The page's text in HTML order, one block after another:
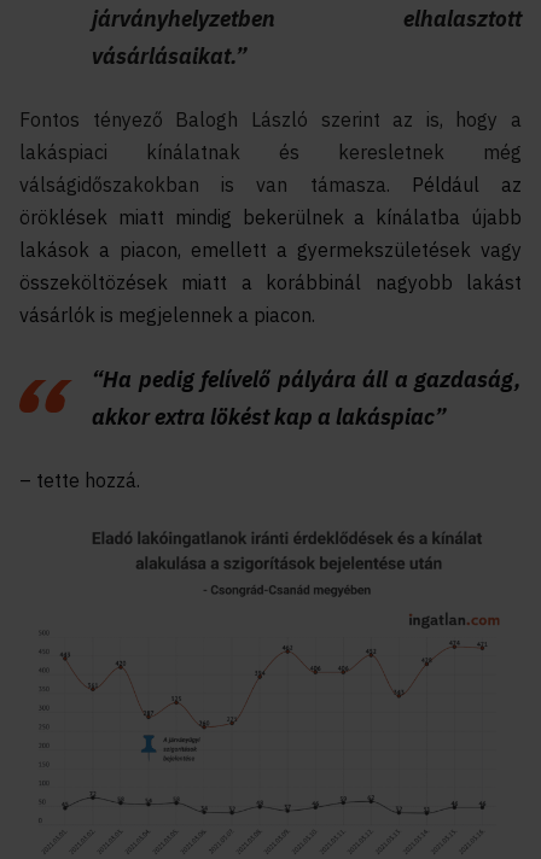
járványhelyzetben elhalasztott
vásárlásaikat.”
Fontos tényező Balogh László szerint az is, hogy a
lakáspiaci kínálatnak és keresletnek még
válságidőszakokban is van támasza.
Például az
öröklések miatt mindig bekerülnek a kínálatba újabb
lakások a piacon, emellett a gyermekszületések vagy
összeköltözések miatt a korábbinál nagyobb lakást
vásárlók is megjelennek a piacon.
“Ha pedig felívelő pályára áll a gazdaság,
akkor extra lökést kap a lakáspiac”
– tette hozzá.